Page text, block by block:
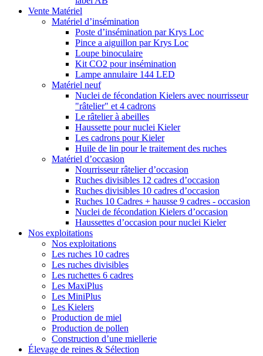
Vente Matériel
Matériel d’insémination
Poste d’insémination par Krys Loc
Pince a aiguillon par Krys Loc
Loupe binoculaire
Kit CO2 pour insémination
Lampe annulaire 144 LED
Matériel neuf
Nuclei de fécondation Kielers avec nourrisseur
"râtelier" et 4 cadrons
Le râtelier à abeilles
Haussette pour nuclei Kieler
Les cadrons pour Kieler
Huile de lin pour le traitement des ruches
Matériel d’occasion
Nourrisseur râtelier d’occasion
Ruches divisibles 12 cadres d’occasion
Ruches divisibles 10 cadres d’occasion
Ruches 10 Cadres + hausse 9 cadres - occasion
Nuclei de fécondation Kielers d’occasion
Haussettes d’occasion pour nuclei Kieler
Nos exploitations
Nos exploitations
Les ruches 10 cadres
Les ruches divisibles
Les ruchettes 6 cadres
Les MaxiPlus
Les MiniPlus
Les Kielers
Production de miel
Production de pollen
Construction d’une miellerie
Élevage de reines & Sélection